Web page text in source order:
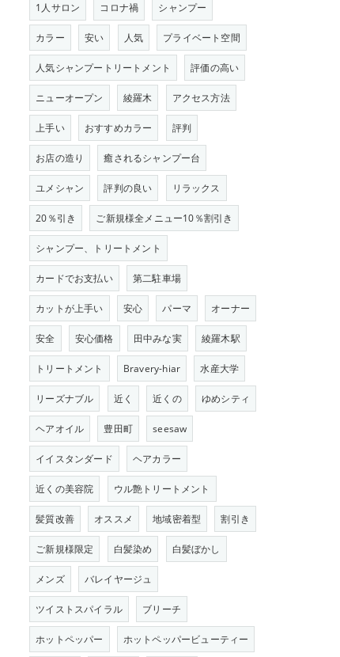
1人サロン コロナ禍 シャンプー
カラー 安い 人気 プライベート空間
人気シャンプートリートメント 評価の高い
ニューオープン 綾羅木 アクセス方法
上手い おすすめカラー 評判
お店の造り 癒されるシャンプー台
ユメシャン 評判の良い リラックス
20％引き ご新規様全メニュー10％割引き
シャンプー、トリートメント
カードでお支払い 第二駐車場
カットが上手い 安心 パーマ オーナー
安全 安心価格 田中みな実 綾羅木駅
トリートメント Bravery-hiar 水産大学
リーズナブル 近く 近くの ゆめシティ
ヘアオイル 豊田町 seesaw
イイスタンダード ヘアカラー
近くの美容院 ウル艶トリートメント
髪質改善 オススメ 地域密着型 割引き
ご新規様限定 白髪染め 白髪ぼかし
メンズ バレイヤージュ
ツイストスパイラル ブリーチ
ホットペッパー ホットペッパービューティー